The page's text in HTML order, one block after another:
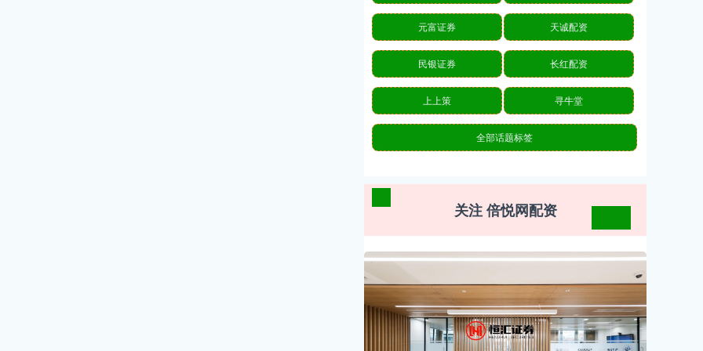
元富证券 天诚配资
民银证券 长红配资
上上策 寻牛堂
全部话题标签
关注 倍悦网配资